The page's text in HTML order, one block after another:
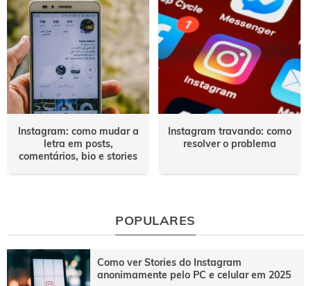
Instagram: como mudar a
letra em posts,
comentários, bio e stories
Instagram travando: como
resolver o problema
POPULARES
Como ver Stories do Instagram
anonimamente pelo PC e celular em 2025